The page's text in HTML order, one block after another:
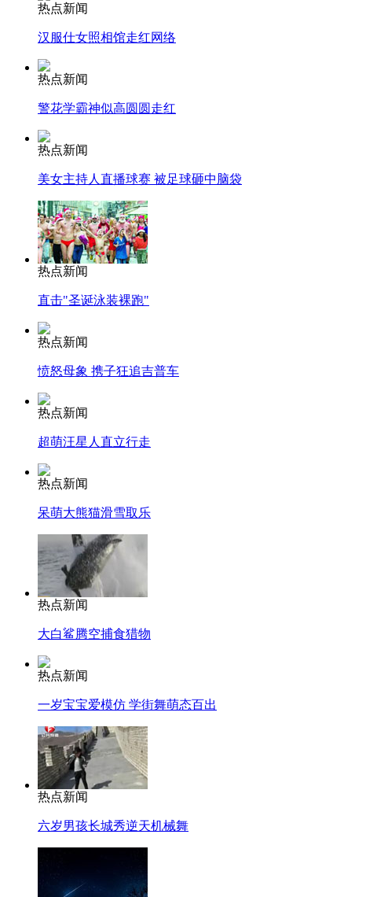
纽约上演“枕头大战”
热点新闻
汉服仕女照相馆走红网络
热点新闻
警花学霸神似高圆圆走红
热点新闻
美女主持人直播球赛 被足球砸中脑袋
热点新闻
直击"圣诞泳装裸跑"
热点新闻
愤怒母象 携子狂追吉普车
热点新闻
超萌汪星人直立行走
热点新闻
呆萌大熊猫滑雪取乐
热点新闻
大白鲨腾空捕食猎物
热点新闻
一岁宝宝爱模仿 学街舞萌态百出
热点新闻
六岁男孩长城秀逆天机械舞